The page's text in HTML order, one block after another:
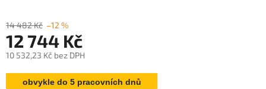
14 482 Kč –12 %
12 744 Kč
10 532,23 Kč bez DPH
Měrná
cena:obvykle do 5 pracovních dnů